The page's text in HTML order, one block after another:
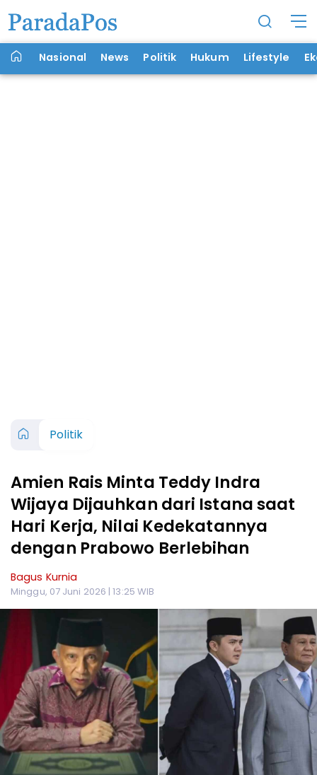
Nasional News Politik Hukum Lifestyle
Politik
Amien Rais Minta Teddy Indra
Wijaya Dijauhkan dari Istana saat
Hari Kerja, Nilai Kedekatannya
dengan Prabowo Berlebihan
Bagus Kurnia
Minggu, 07 Juni 2026 | 13:25 WIB